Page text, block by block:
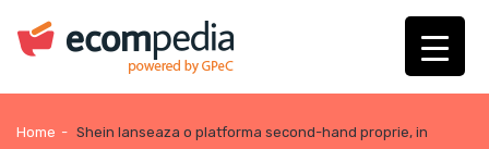
Home - Shein lanseaza o platforma second-hand proprie, in